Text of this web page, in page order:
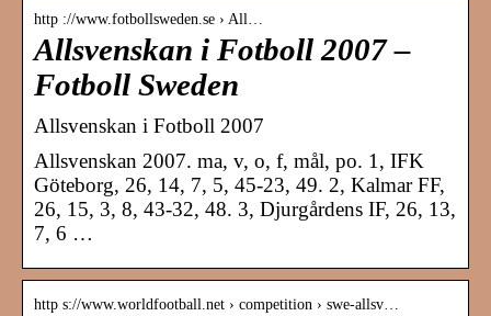
http ://www.fotbollsweden.se › All…
Allsvenskan i Fotboll 2007 –
Fotboll Sweden
Allsvenskan i Fotboll 2007
Allsvenskan 2007. ma, v, o, f, mål, po. 1, IFK
Göteborg, 26, 14, 7, 5, 45-23, 49. 2, Kalmar FF,
26, 15, 3, 8, 43-32, 48. 3, Djurgårdens IF, 26, 13,
7, 6 …
http s://www.worldfootball.net › competition › swe-allsv…